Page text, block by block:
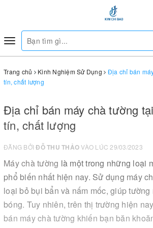
Toggle
navigation
Trang chủ Kinh Nghiệm Sử Dụng
Địa chỉ bán
tín, chất lượng
Địa chỉ bán máy chà tường
tín, chất lượng
ĐĂNG BỞIĐỖ THU THẢOVÀO LÚC 29/03/2023
Máy chà tường là một trong những loại
phổ biến nhất hiện nay. Sử dụng máy
loại bỏ bụi bẩn và nấm mốc, giúp tường
bóng. Tuy nhiên, trên thị trường hiện
bán máy chà tường khiến bạn băn